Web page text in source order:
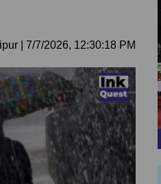
7/7/2026, 12:30:18 PM